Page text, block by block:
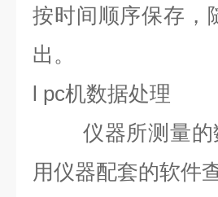
按时间顺序保存，
出。
l pc机数据处理
仪器所测量的数
用仪器配套的软件